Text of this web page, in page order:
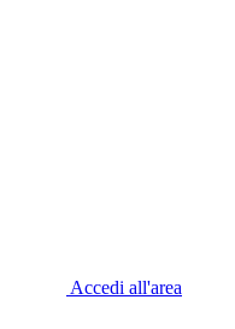
Accedi all'area